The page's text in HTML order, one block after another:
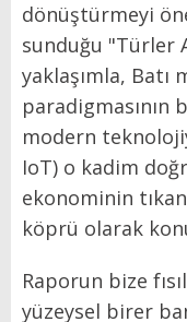
dönüştürmeyi
sunduğu "Türler
yaklaşımla, Batı
modern
IoT) o kadim
ekonominin
köprü olarak
Raporun bize
yüzeysel birer